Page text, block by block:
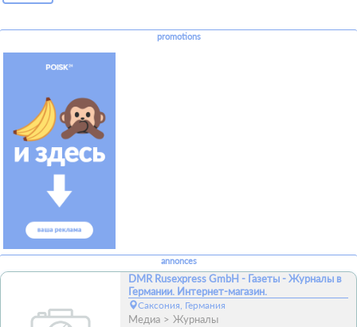
promotions
annonces
DMR Rusexpress GmbH - Газеты - Журналы в
Германии. Интернет-магазин.
Саксония, Германия
Медиа Журналы